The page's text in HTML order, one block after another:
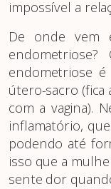
impossível a
De onde vem
endometriose é
útero-sacro
com a vagina).
inflamatório,
podendo até
isso que a
sente dor